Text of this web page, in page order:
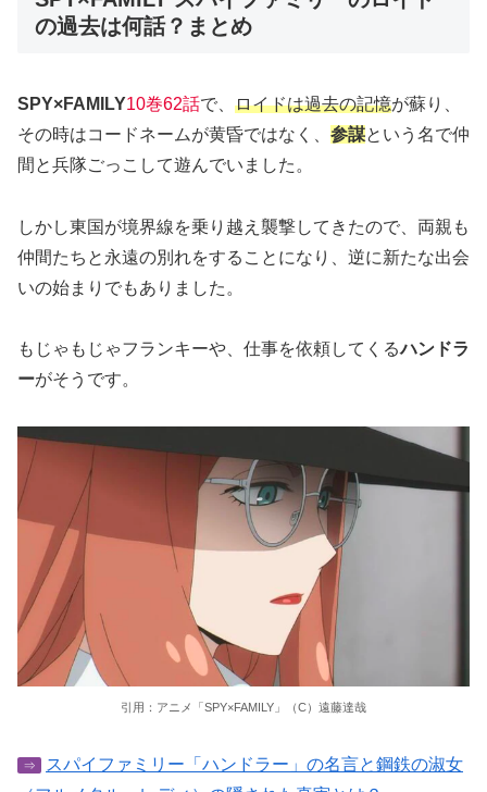
の過去は何話？まとめ
SPY×FAMILY10巻62話で、 ロイドは過去の記憶が蘇り、
その時はコードネームが黄昏ではなく、 参謀という名で仲
間と兵隊ごっこして遊んでいました。
しかし東国が境界線を乗り越え襲撃してきたので、両親も
仲間たちと永遠の別れをすることになり、逆に新たな出会
いの始まりでもありました。
もじゃもじゃフランキーや、仕事を依頼してくるハンドラ
ーがそうです。
引用：アニメ「SPY×FAMILY」（C）遠藤達哉
⇒
スパイファミリー「ハンドラー」の名言と鋼鉄の淑女